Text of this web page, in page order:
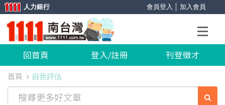
會員登入 加入會員
人力銀行
回首頁 登入/註冊 刊登徵才
首頁 自我評估